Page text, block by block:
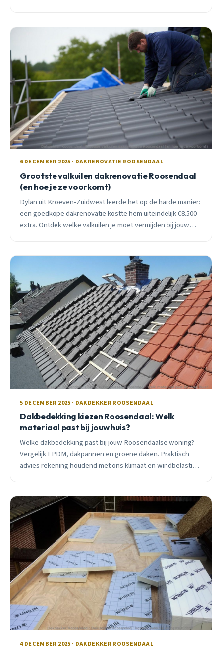
6 DECEMBER 2025 · DAKRENOVATIE ROOSENDAAL
Grootste valkuilen dakrenovatie Roosendaal
(en hoe je ze voorkomt)
Dylan uit Kroeven-Zuidwest leerde het op de harde manier:
een goedkope dakrenovatie kostte hem uiteindelijk €8.500
extra. Ontdek welke valkuilen je moet vermijden bij jouw
5 DECEMBER 2025 · DAKDEKKER ROOSENDAAL
Dakbedekking kiezen Roosendaal: Welk
materiaal past bij jouw huis?
Welke dakbedekking past bij jouw Roosendaalse woning?
Vergelijk EPDM, dakpannen en groene daken. Praktisch
advies rekening houdend met ons klimaat en windbelasting
4 DECEMBER 2025 · DAKDEKKER ROOSENDAAL